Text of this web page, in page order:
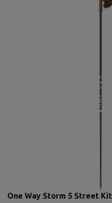
One Way Storm 5 Street Kit